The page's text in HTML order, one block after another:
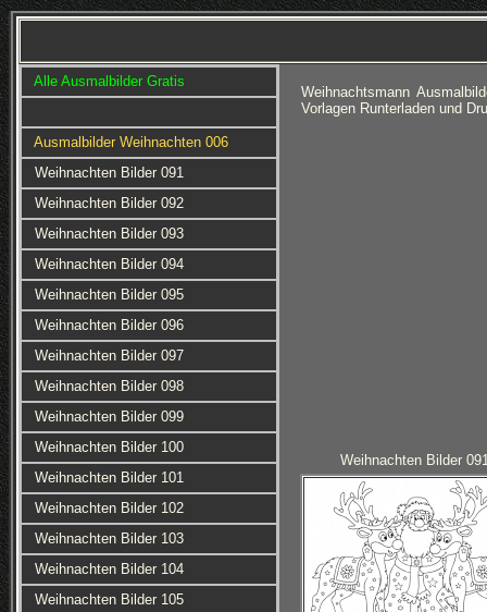
Alle Ausmalbilder Gratis
Ausmalbilder Weihnachten 006
Weihnachten Bilder 091
Weihnachten Bilder 092
Weihnachten Bilder 093
Weihnachten Bilder 094
Weihnachten Bilder 095
Weihnachten Bilder 096
Weihnachten Bilder 097
Weihnachten Bilder 098
Weihnachten Bilder 099
Weihnachten Bilder 100
Weihnachten Bilder 101
Weihnachten Bilder 102
Weihnachten Bilder 103
Weihnachten Bilder 104
Weihnachten Bilder 105
Weihnachtsmann
Vorlagen Runterladen und
Weihnachten Bilder